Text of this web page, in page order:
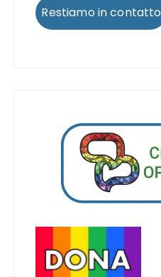
Restiamo in contatto